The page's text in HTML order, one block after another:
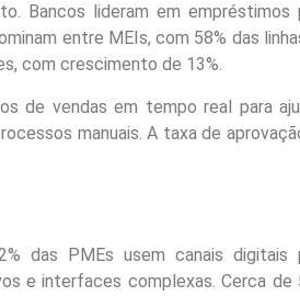
Bancos lideram em empréstimos
entre MEIs, com 58% das
com crescimento de 13%.
de vendas em tempo real para
manuais. A taxa de
das PMEs usem canais digitais
e interfaces complexas. Cerca de